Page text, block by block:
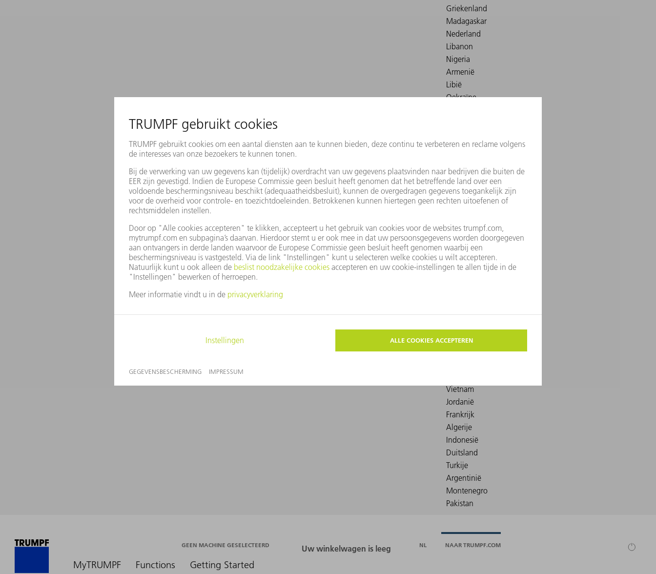
MyTRUMPF Functions Getting Started
GEEN MACHINE GESELECTEERD NL NAAR TRUMPF.COM